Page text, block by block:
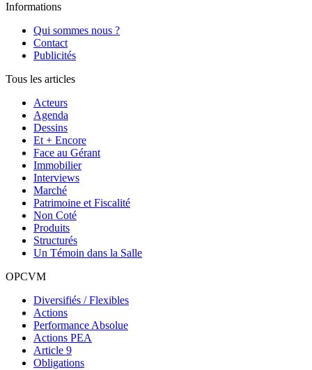
Informations
Qui sommes nous ?
Contact
Publicités
Tous les articles
Acteurs
Agenda
Dessins
Et + Encore
Face au Gérant
Immobilier
Interviews
Marché
Patrimoine et Fiscalité
Non Coté
Produits
Structurés
Un Témoin dans la Salle
OPCVM
Diversifiés / Flexibles
Actions
Performance Absolue
Actions PEA
Article 9
Obligations